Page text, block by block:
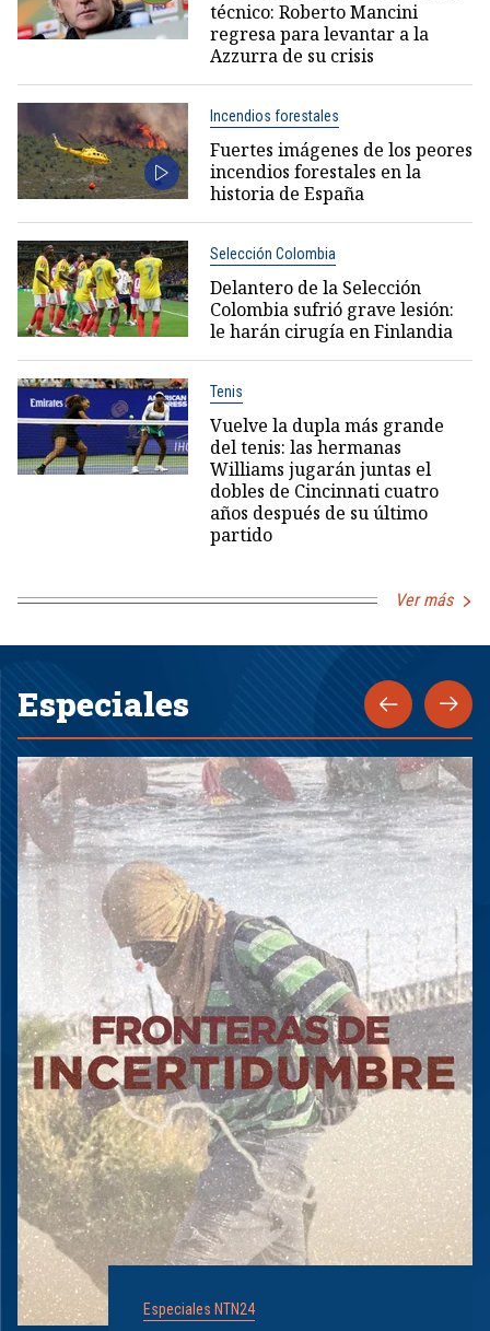
técnico: Roberto Mancini
regresa para levantar a la
Azzurra de su crisis
Incendios forestales
Fuertes imágenes de los peores
incendios forestales en la
historia de España
Selección Colombia
Delantero de la Selección
Colombia sufrió grave lesión:
le harán cirugía en Finlandia
Tenis
Vuelve la dupla más grande
del tenis: las hermanas
Williams jugarán juntas el
dobles de Cincinnati cuatro
años después de su último
partido
Ver más
Especiales
Especiales NTN24